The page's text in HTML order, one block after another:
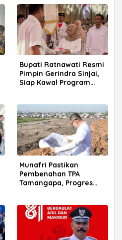
Bupati Ratnawati Resmi
Pimpin Gerindra Sinjai,
Siap Kawal Program
Munafri Pastikan
Pembenahan TPA
Tamangapa, Progres